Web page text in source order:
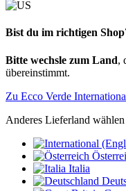
Bist du im richtigen
Bitte wechsle zum Land,
übereinstimmt.
Zu Ecco Verde
Anderes Lieferland wählen
Italia